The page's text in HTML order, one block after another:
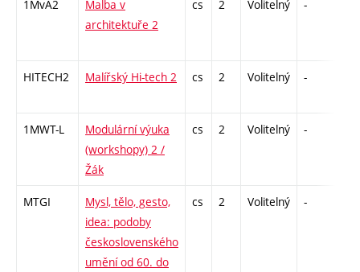
1MvA2
Malba v
architektuře 2
cs 2 Volitelný -
HITECH2 Malířský Hi-tech 2 cs 2 Volitelný -
1MWT-L
Modulární výuka
(workshopy) 2 /
Žák
cs 2 Volitelný -
MTGI
Mysl, tělo, gesto,
idea: podoby
československého
umění od 60. do
cs 2 Volitelný -